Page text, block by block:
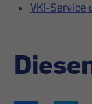
VKI-Service